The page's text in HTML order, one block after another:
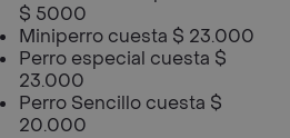
$ 5000
Miniperro cuesta $ 23.000
Perro especial cuesta $
23.000
Perro Sencillo cuesta $
20.000